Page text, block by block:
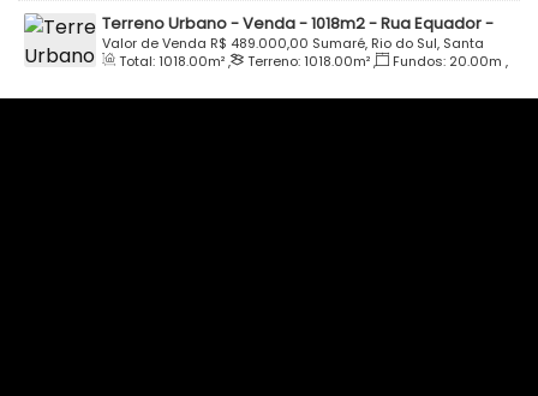
Terreno Urbano - Venda - 1018m2 - Rua Equador -
Parque Residencial Schroeder - Bairro Sumaré - Rio
do Sul
R$ 489.000,00
Valor de Venda
Sumaré, Rio do Sul, Santa
Catarina, Brasil
Total:1018.00m², Terreno:1018.00m², Fundos: 20.00m ,
50.90m